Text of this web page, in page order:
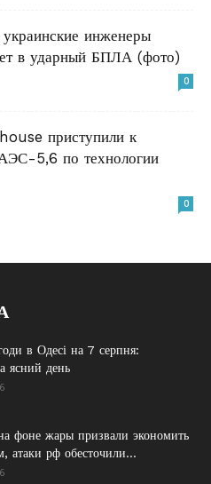
инженеры
в ударный БПЛА (фото)
0
приступили к
5,6 по технологии
0
в Одесі на 7 серпня:
ясний день
фоне жары призвали экономить
атаки рф обесточили...